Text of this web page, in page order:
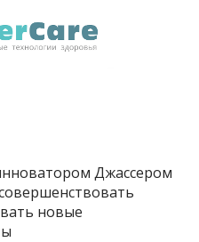
Джассером
новые